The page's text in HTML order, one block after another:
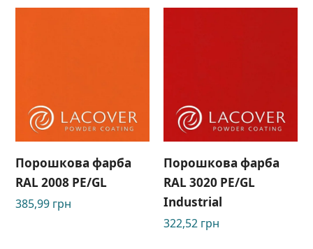
Порошкова фарба
RAL 2008 PE/GL
385,99 грн
Порошкова фарба
RAL 3020 PE/GL
Industrial
322,52 грн